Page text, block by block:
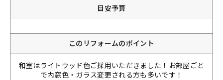
目安予算
このリフォームのポイント
和室はライトウッド色ご採用いただきました！お部屋ごと
で内窓色・ガラス変更される方も多いです！